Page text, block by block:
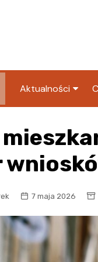
Aktualności
Blog
7 maja 2026